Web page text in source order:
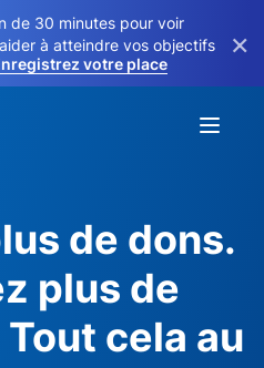
de 30 minutes pour voir
à atteindre vos objectifs
votre place
×
de dons.
plus de
cela au